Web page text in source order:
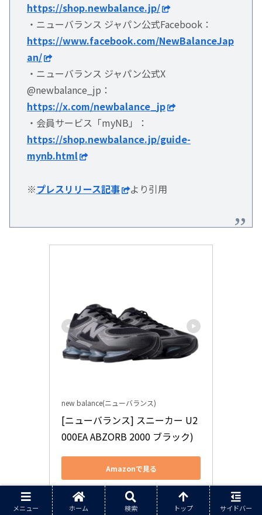
https://shop.newbalance.jp/
・ニューバランス ジャパン公式Facebook：
https://www.facebook.com/NewBalanceJap
an/
・ニューバランス ジャパン公式X
@newbalance_jp：
https://x.com/newbalance_jp
・会員サービス「myNB」：
https://shop.newbalance.jp/guide-
mynb.html
※プレスリリース記事 より引用
new balance(ニューバランス)
[ニューバランス] スニーカー U2
000EA ABZORB 2000 ブラック)
Amazonで見る
楽天市場で見る
メニュー ホーム 検索 トップ サイドバー